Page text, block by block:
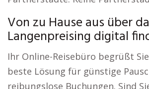
Von zu Hause aus über
Langenpreising digital
Ihr Online-Reisebüro begrüßt
beste Lösung für günstige
reibungslose Buchungen. Sind